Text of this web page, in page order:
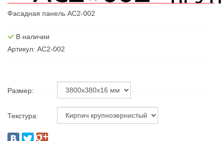
Фасадная панель AC2-002
В наличии
Артикул: AC2-002
Размер:
Текстура: